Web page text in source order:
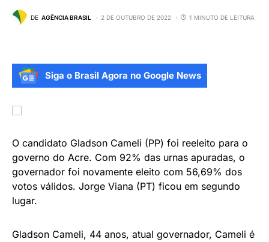
DE AGÊNCIA BRASIL 2 DE OUTUBRO DE 2022 1 MINUTO DE LEITURA
Siga o Brasil Agora no Google News
O candidato Gladson Cameli (PP) foi reeleito para o
governo do Acre. Com 92% das urnas apuradas, o
governador foi novamente eleito com 56,69% dos
votos válidos. Jorge Viana (PT) ficou em segundo
lugar.
Gladson Cameli, 44 anos, atual governador, Cameli é